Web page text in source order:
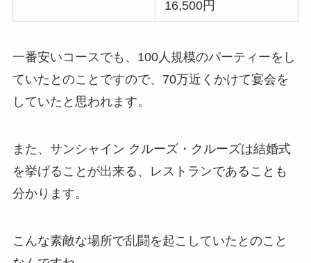
16,500円
一番安いコースでも、100人規模のパーティーをし
ていたとのことですので、70万近くかけて宴会を
していたと思われます。
また、サンシャイン クルーズ・クルーズは結婚式
を挙げることが出来る、レストランであることも
分かります。
こんな素敵な場所で乱闘を起こしていたとのこと